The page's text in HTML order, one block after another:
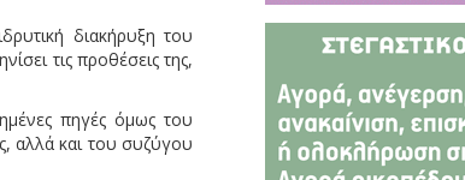
διακήρυξη του
τις προθέσεις της,
πηγές όμως του
αλλά και του συζύγου